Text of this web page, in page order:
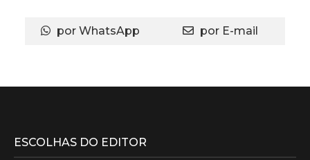
por WhatsApp por E-mail
ESCOLHAS DO EDITOR